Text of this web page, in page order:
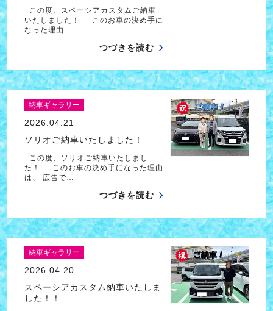
この度、スペーシアカスタムご納車
いたしました！ このお車の決め手に
なった理由…
つづきを読む
納車ギャラリー
2026.04.21
ソリオご納車いたしました！
この度、ソリオご納車いたしまし
た！ このお車の決め手になった理由
は、 広告で…
つづきを読む
納車ギャラリー
2026.04.20
スペーシアカスタム納車いたしま
した！！